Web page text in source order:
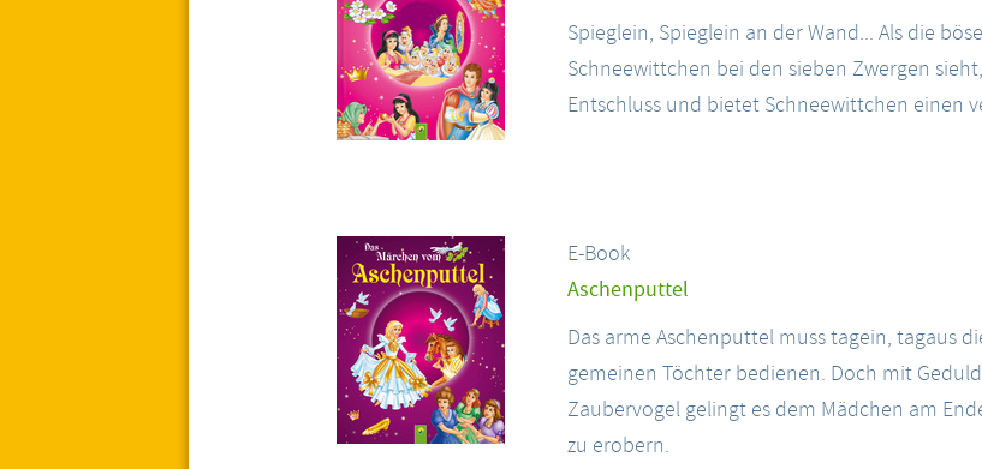
Spieglein, Spieglein an der Wand... Als die
Schneewittchen bei den sieben Zwergen
Entschluss und bietet Schneewittchen einen
E-Book
Aschenputtel
Das arme Aschenputtel muss tagein, tagaus
gemeinen Töchter bedienen. Doch mit
Zaubervogel gelingt es dem Mädchen am
zu erobern.